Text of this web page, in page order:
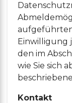
Einwilligung
den im
wie Sie sich
Kontakt